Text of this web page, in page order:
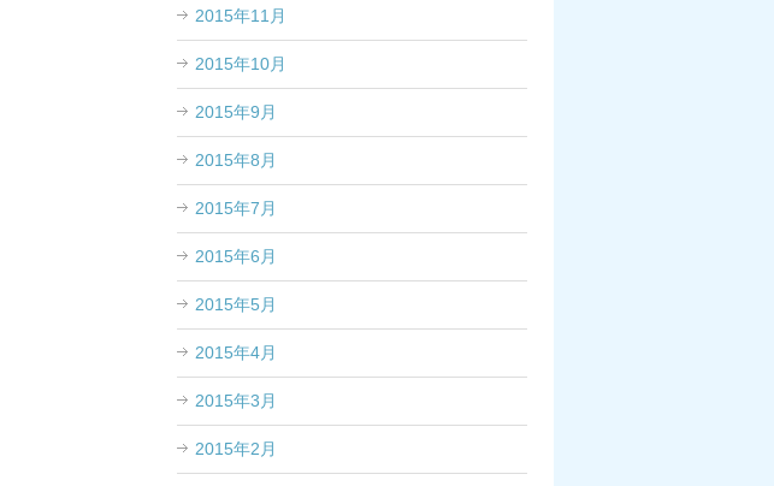
2015年11月
2015年10月
2015年9月
2015年8月
2015年7月
2015年6月
2015年5月
2015年4月
2015年3月
2015年2月